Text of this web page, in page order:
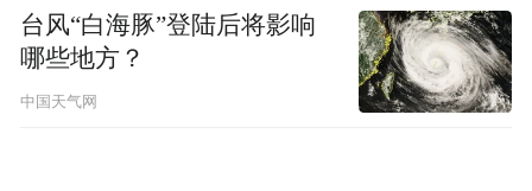
台风“白海豚”登陆后将影响
哪些地方？
中国天气网